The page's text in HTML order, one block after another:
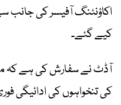
اکاؤنٹنگ آفیسر کی جانب
کیے گئے۔
آڈٹ نے سفارش کی ہے کہ
کی تنخواہوں کی ادائیگی